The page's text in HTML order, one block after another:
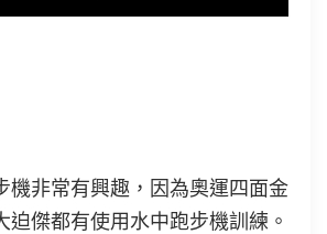
機非常有興趣，因為奧運四面金
傑都有使用水中跑步機訓練。